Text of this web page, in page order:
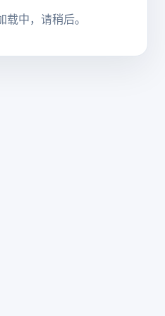
中，请稍后。